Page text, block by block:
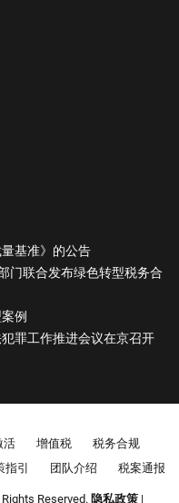
基准》的公告
门联合发布绿色转型税务合
例
罪工作推进会议在京召开
活 增值税
税务合规
引 团队介绍 税案通报
Rights Reserved. 隐私政策 |